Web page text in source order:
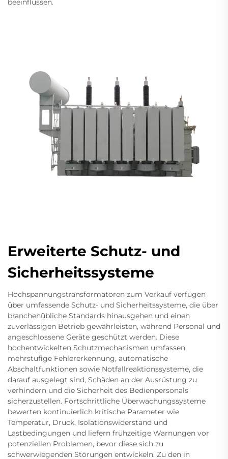
beeinflussen.
Erweiterte Schutz- und
Sicherheitssysteme
Hochspannungstransformatoren zum Verkauf verfügen
über umfassende Schutz- und Sicherheitssysteme, die über
branchenübliche Standards hinausgehen und einen
zuverlässigen Betrieb gewährleisten, während Personal und
angeschlossene Geräte geschützt werden. Diese
hochentwickelten Schutzmechanismen umfassen
mehrstufige Fehlererkennung, automatische
Abschaltfunktionen sowie Notfallreaktionssysteme, die
darauf ausgelegt sind, Schäden an der Ausrüstung zu
verhindern und die Sicherheit des Bedienpersonals
sicherzustellen. Fortschrittliche Überwachungssysteme
bewerten kontinuierlich kritische Parameter wie
Temperatur, Druck, Isolationswiderstand und
Lastbedingungen und liefern frühzeitige Warnungen vor
potenziellen Problemen, bevor diese sich zu
schwerwiegenden Störungen entwickeln. Zu den in